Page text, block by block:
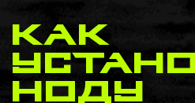
Как
ноду